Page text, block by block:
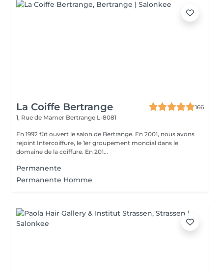
La Coiffe Bertrange
166
1, Rue de Mamer Bertrange L-8081
En 1992 fût ouvert le salon de Bertrange. En 2001, nous avons
rejoint Intercoiffure, le 1er groupement mondial dans le
domaine de la coiffure. En 201...
Permanente
Permanente Homme